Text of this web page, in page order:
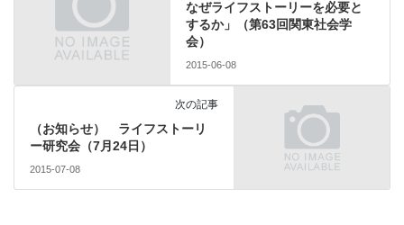
なぜライフストーリーを必要と
するか」（第63回関東社会学
会）
2015-06-08
次の記事
（お知らせ） ライフストーリ
ー研究会（7月24日）
2015-07-08